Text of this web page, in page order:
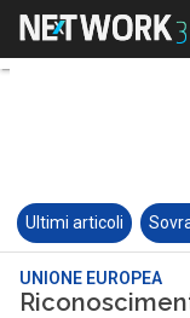
Ultimi articoli
UNIONE EUROPEA